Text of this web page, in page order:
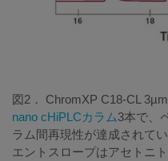
図2． ChromXP C18-CL
nano cHiPLCカラム3本で、
ラム間再現性が達成されて
エントスロープはアセトニ